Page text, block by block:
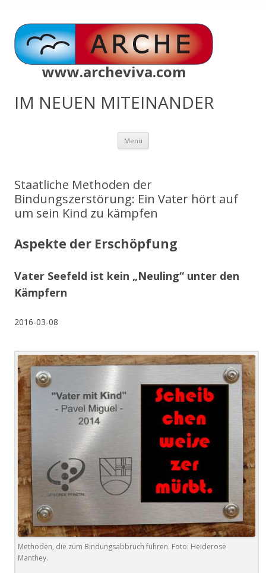
www.archeviva.com
IM NEUEN MITEINANDER
Menü Zum
springen
Staatliche Methoden der
Bindungszerstörung: Ein Vater hört auf
um sein Kind zu kämpfen
Aspekte der Erschöpfung
Vater Seefeld ist kein „Neuling“ unter den
Kämpfern
2016-03-08
Methoden, die zum Bindungsabbruch führen. Foto: Heiderose
Manthey.